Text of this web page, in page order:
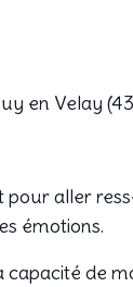
en Velay
aller
émotions.
capacité de